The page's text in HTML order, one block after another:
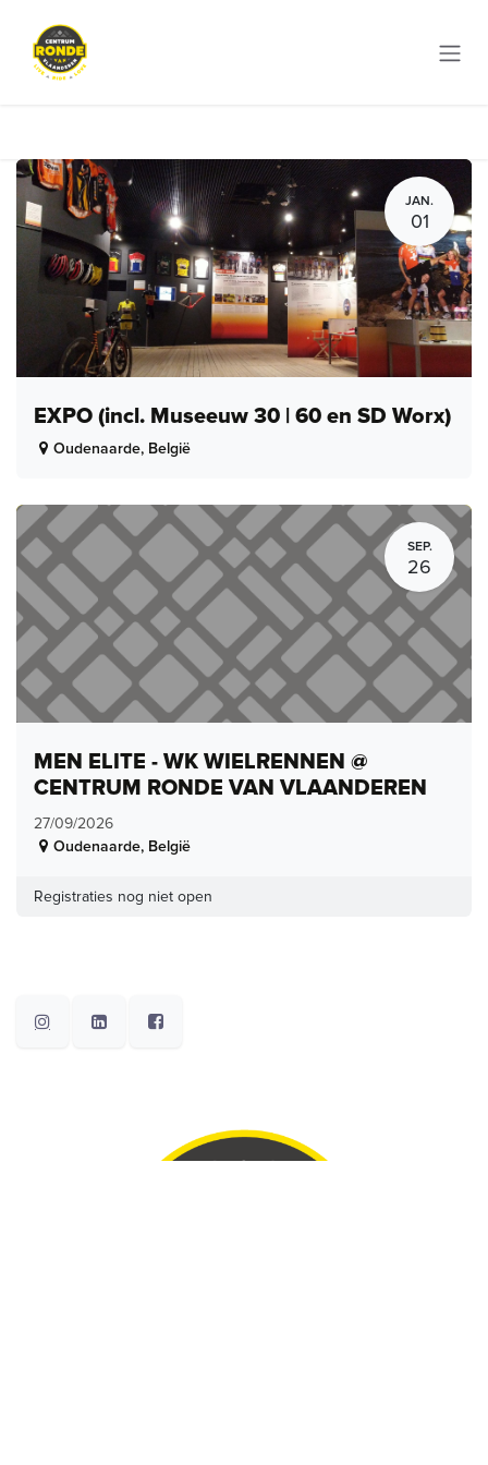
JAN.
01
EXPO (incl. Museeuw 30 | 60 en SD Worx)
Oudenaarde, België
SEP.
26
MEN ELITE - WK WIELRENNEN @
CENTRUM RONDE VAN VLAANDEREN
27/09/2026
Oudenaarde, België
Registraties nog niet open